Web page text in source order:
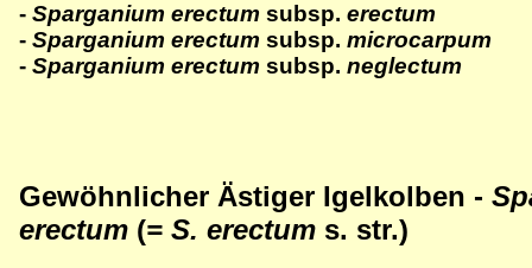
- Sparganium erectum subsp. erectum
- Sparganium erectum subsp. microcarpum
- Sparganium erectum subsp. neglectum
Gewöhnlicher Ästiger Igelkolben -
erectum (= S. erectum s. str.)